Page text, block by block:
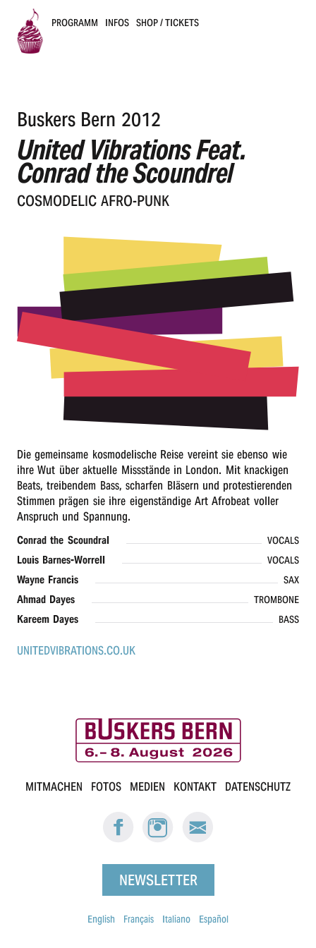
s
k
e
e
r
PROGRAMM INFOS SHOP / TICKETS
Buskers Bern 2012
United Vibrations Feat.
Conrad the Scoundrel
COSMO­DE­LIC AFRO-PUNK
Die gemein­sa­me kosmo­de­li­sche Reise vereint sie eben­so wie
ihre Wut über aktu­el­le Miss­stän­de in London. Mit knacki­gen
Beats, trei­ben­dem Bass, schar­fen Bläsern und protes­tie­ren­den
Stim­men prägen sie ihre eigen­stän­di­ge Art Afro­beat voller
Anspruch und Spannung.
Conrad the Scoundral VOCALS
Louis Barnes-Worrell VOCALS
Wayne Fran­cis SAX
Ahmad Dayes TROMBONE
Kareem Dayes BASS
UNITEDVIBRATIONS.CO.UK
B
s
k
e
r
MITMACHEN FOTOS MEDIEN KONTAKT DATENSCHUTZ
FACEBOOK:
BUSKERS
INSTAGRAM:
BUSKERS
E-
MAIL
BERN
NEWSLETTER
English Français Italiano Español